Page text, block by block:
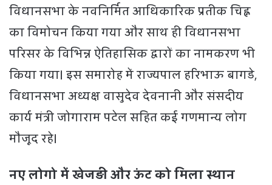
विधानसभा के नवनिर्मित आधिकारिक प्रतीक चिह्न
का विमोचन किया गया और साथ ही विधानसभा
परिसर के विभिन्न ऐतिहासिक द्वारों का नामकरण भी
किया गया। इस समारोह में राज्यपाल हरिभाऊ बागडे,
विधानसभा अध्यक्ष वासुदेव देवनानी और संसदीय
कार्य मंत्री जोगाराम पटेल सहित कई गणमान्य लोग
मौजूद रहे।
नए लोगो में खेजड़ी और ऊंट को मिला स्थान